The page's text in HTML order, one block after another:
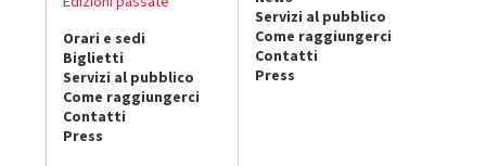
Orari e sedi
Biglietti
Servizi al pubblico
Come raggiungerci
Contatti
Press
Servizi al pubblico
Come raggiungerci
Contatti
Press